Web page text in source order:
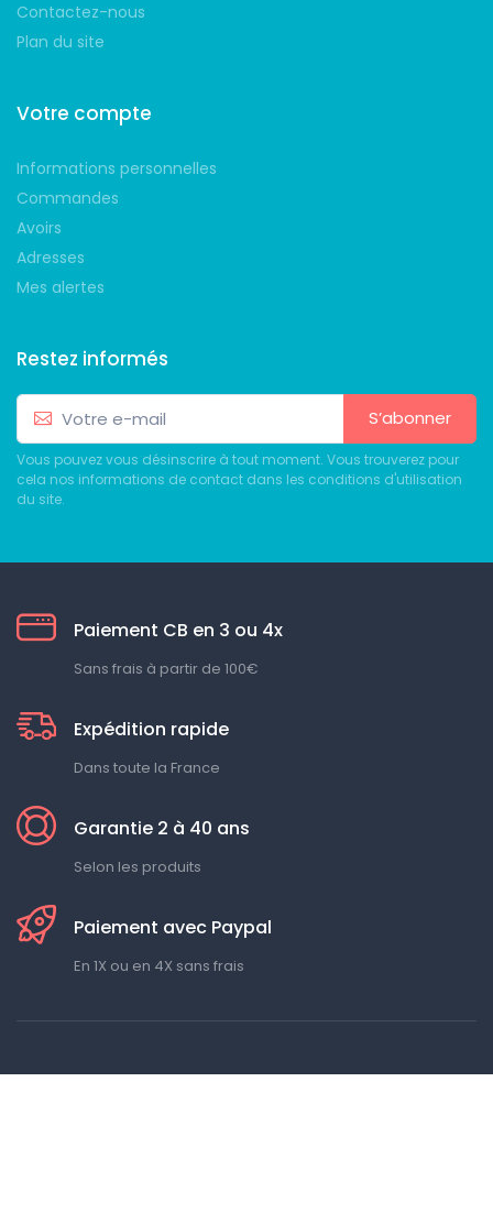
Contactez-nous
Plan du site
Votre compte
Informations personnelles
Commandes
Avoirs
Adresses
Mes alertes
Restez informés
S’abonner
Vous pouvez vous désinscrire à tout moment. Vous trouverez pour
cela nos informations de contact dans les conditions d'utilisation
du site.
Paiement CB en 3 ou 4x
Sans frais à partir de 100€
Expédition rapide
Dans toute la France
Garantie 2 à 40 ans
Selon les produits
Paiement avec Paypal
En 1X ou en 4X sans frais